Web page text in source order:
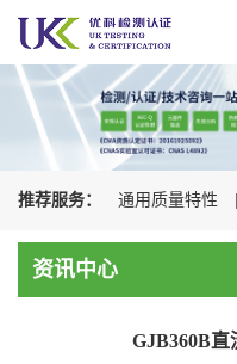
推荐服务： 通用质量特性 |
认证 | CSA认证
资讯中心
GJB360B